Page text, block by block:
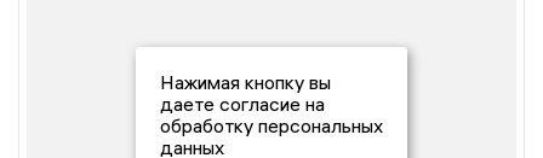
Нажимая кнопку вы
даете согласие на
обработку персональных
данных